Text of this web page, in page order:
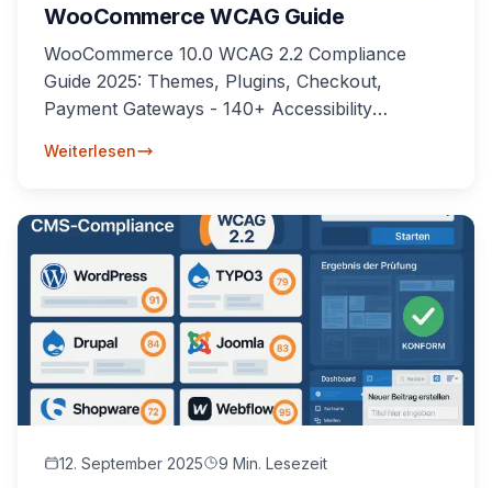
WooCommerce WCAG Guide
WooCommerce 10.0 WCAG 2.2 Compliance
Guide 2025: Themes, Plugins, Checkout,
Payment Gateways - 140+ Accessibility
Weiterlesen
12. September 2025 9 Min. Lesezeit